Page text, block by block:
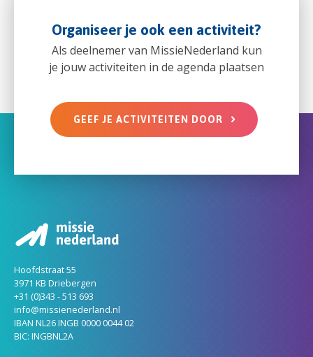
Organiseer je ook een activiteit?
Als deelnemer van MissieNederland kun
je jouw activiteiten in de agenda plaatsen
GEEF JE ACTIVITEITEN DOOR
Hoofdstraat 55
3971 KB Driebergen
+31 (0)343 - 513 693
info@missienederland.nl
IBAN NL26 INGB 0000 0044 02
BIC: INGBNL2A